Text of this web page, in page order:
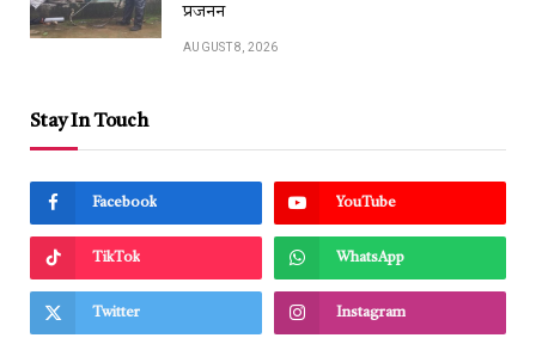
प्रजनन
AUGUST 8, 2026
Stay In Touch
Facebook YouTube
TikTok WhatsApp
Twitter Instagram